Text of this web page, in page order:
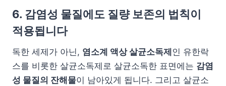
6. 감염성 물질에도 질량 보존의 법칙이
적용됩니다
독한 세제가 아닌, 염소계 액상 살균소독제 인 유한락
스를 비롯한 살균소독제로 살균소독한 표면에는 감염
성 물질의 잔해물이 남아있게 됩니다. 그리고 살균소